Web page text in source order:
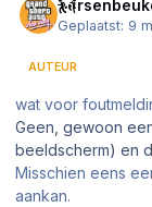
Geplaatst: 9
AUTEUR
wat voor
Geen, gewoon
beeldscherm) en
Misschien eens
aankan.